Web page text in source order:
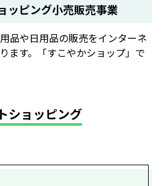
ピング小売販売事業
品や日用品の販売をインターネ
ます。「すこやかショップ」で
ショッピング